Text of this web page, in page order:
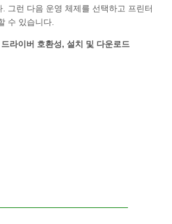
그런 다음 운영 체제를 선택하고 프린터
수 있습니다.
라이버 호환성, 설치 및 다운로드